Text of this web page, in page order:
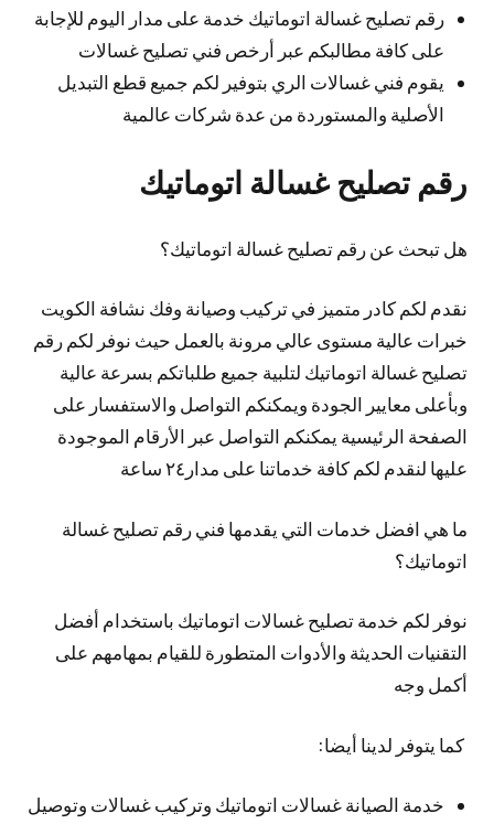
رقم تصليح غسالة اتوماتيك خدمة على مدار اليوم للإجابة
على كافة مطالبكم عبر أرخص فني تصليح غسالات
يقوم فني غسالات الري بتوفير لكم جميع قطع التبديل
الأصلية والمستوردة من عدة شركات عالمية
رقم تصليح غسالة اتوماتيك
هل تبحث عن رقم تصليح غسالة اتوماتيك؟
نقدم لكم كادر متميز في تركيب وصيانة وفك نشافة الكويت
خبرات عالية مستوى عالي مرونة بالعمل حيث نوفر لكم رقم
تصليح غسالة اتوماتيك لتلبية جميع طلباتكم بسرعة عالية
وبأعلى معايير الجودة ويمكنكم التواصل والاستفسار على
الصفحة الرئيسية يمكنكم التواصل عبر الأرقام الموجودة
عليها لنقدم لكم كافة خدماتنا على مدار٢٤ ساعة
ما هي افضل خدمات التي يقدمها فني رقم تصليح غسالة
اتوماتيك؟
نوفر لكم خدمة تصليح غسالات اتوماتيك باستخدام أفضل
التقنيات الحديثة والأدوات المتطورة للقيام بمهامهم على
أكمل وجه
كما يتوفر لدينا أيضا:
خدمة الصيانة غسالات اتوماتيك وتركيب غسالات وتوصيل